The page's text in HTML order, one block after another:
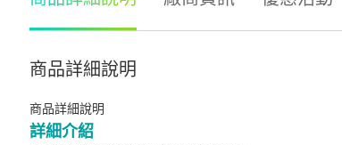
商品詳細說明
商品詳細說明
詳細介紹